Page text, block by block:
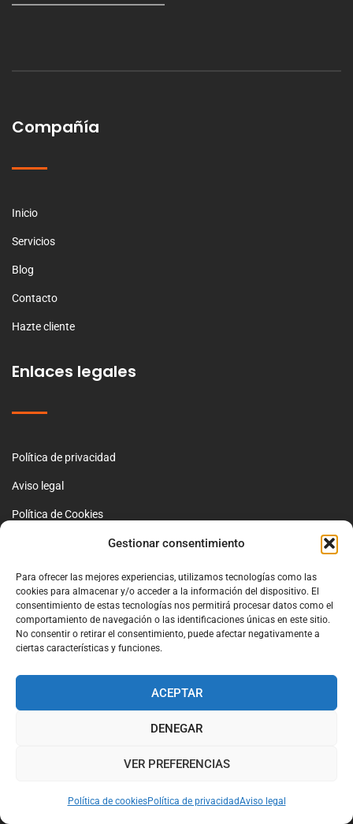
Gestionar consentimiento
Para ofrecer las mejores experiencias, utilizamos tecnologías como las
cookies para almacenar y/o acceder a la información del dispositivo. El
consentimiento de estas tecnologías nos permitirá procesar datos como el
comportamiento de navegación o las identificaciones únicas en este sitio.
No consentir o retirar el consentimiento, puede afectar negativamente a
ciertas características y funciones.
ACEPTAR
DENEGAR
VER PREFERENCIAS
Política de cookiesPolítica de privacidadAviso legal
Compañía
Inicio
Servicios
Blog
Contacto
Hazte cliente
Enlaces legales
Política de privacidad
Aviso legal
Política de Cookies
+34 968631074
Parque Industrial de Alhama
Alhama de Murcia